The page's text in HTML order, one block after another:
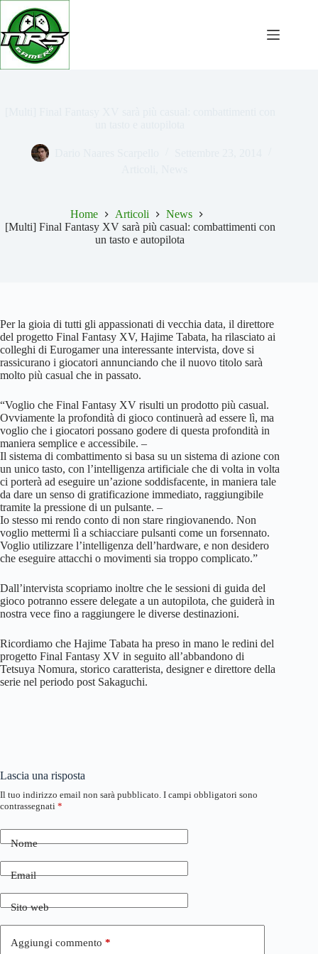
Salta
contenuto
Home Articoli
News
[Multi] Final Fantasy XV sarà più casual: combattimenti con
un tasto e autopilota
Per la gioia di tutti gli appassionati di vecchia data, il direttore
del progetto Final Fantasy XV, Hajime Tabata, ha rilasciato ai
colleghi di Eurogamer una interessante intervista, dove si
rassicurano i giocatori annunciando che il nuovo titolo sarà
molto più casual che in passato.
“Voglio che Final Fantasy XV risulti un prodotto più casual.
Ovviamente la profondità di gioco continuerà ad essere lì, ma
voglio che i giocatori possano godere di questa profondità in
maniera semplice e accessibile. –
Il sistema di combattimento si basa su un sistema di azione con
un unico tasto, con l’intelligenza artificiale che di volta in volta
ci porterà ad eseguire un’azione soddisfacente, in maniera tale
da dare un senso di gratificazione immediato, raggiungibile
tramite la pressione di un pulsante. –
Io stesso mi rendo conto di non stare ringiovanendo. Non
voglio mettermi lì a schiacciare pulsanti come un forsennato.
Voglio utilizzare l’intelligenza dell’hardware, e non desidero
che eseguire attacchi o movimenti sia troppo complicato.”
Dall’intervista scopriamo inoltre che le sessioni di guida del
gioco potranno essere delegate a un autopilota, che guiderà in
nostra vece fino a raggiungere le diverse destinazioni.
Ricordiamo che Hajime Tabata ha preso in mano le redini del
progetto Final Fantasy XV in seguito all’abbandono di
Tetsuya Nomura, storico caratterista, designer e direttore della
serie nel periodo post Sakaguchi.
Lascia una risposta
Il tuo indirizzo email non sarà pubblicato. I campi obbligatori sono
contrassegnati *
Nome
Email
Sito web
Aggiungi commento *